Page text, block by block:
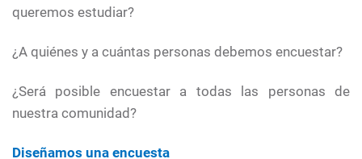
queremos estudiar?
¿A quiénes y a cuántas personas debemos encuestar?
¿Será posible encuestar a todas las personas de
nuestra comunidad?
Diseñamos una encuesta